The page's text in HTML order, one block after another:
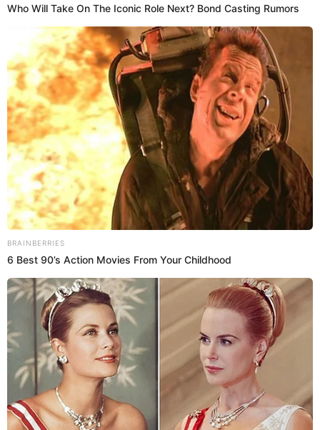
31 de octubre de 2025 Compartir:
Bryan Salvatierra
@elpopular_pe
Bryan270616
elpopular.pe
31 Oct 2025 | 21:03 h
Actualizado31 Oct 2025 | 21:03 h